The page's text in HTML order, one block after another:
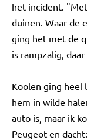
het incident.
duinen. Waar de
ging het met de
is rampzalig,
Koolen ging heel
hem in wilde
auto is, maar ik
Peugeot en